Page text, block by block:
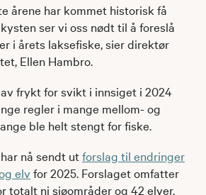
årene har kommet historisk få
ser vi oss nødt til å foreslå
i årets laksefiske, sier direktør
Ellen Hambro.
frykt for svikt i innsiget i 2024
regler i mange mellom- og
ble helt stengt for fiske.
nå sendt utforslag til endringer
elv for 2025. Forslaget omfatter
totalt ni sjøområder og 42 elver.